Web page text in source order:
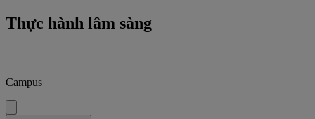
Thực hành lâm sàng
Campus